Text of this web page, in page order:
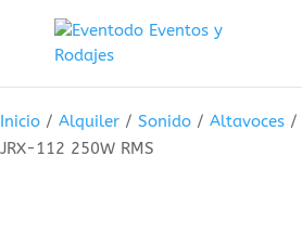
Inicio / Alquiler / Sonido / Altavoces /
JRX-112 250W RMS